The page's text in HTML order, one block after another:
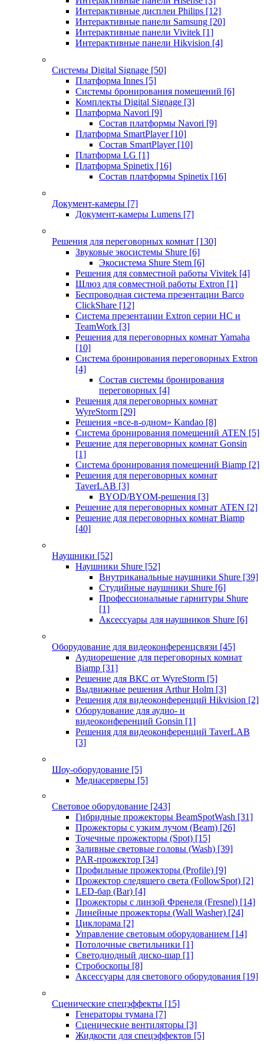
Интерактивные дисплеи Philips [12]
Интерактивные панели Samsung [20]
Интерактивные панели Vivitek [1]
Интерактивные панели Hikvision [4]
Системы Digital Signage [50]
Платформа Innes [5]
Системы бронирования помещений [6]
Комплекты Digital Signage [3]
Платформа Navori [9]
Состав платформы Navori [9]
Платформа SmartPlayer [10]
Состав SmartPlayer [10]
Платформа LG [1]
Платформа Spinetix [16]
Состав платформы Spinetix [16]
Документ-камеры [7]
Документ-камеры Lumens [7]
Решения для переговорных комнат [130]
Звуковые экосистемы Shure [6]
Экосистема Shure Stem [6]
Решения для совместной работы Vivitek [4]
Шлюз для совместной работы Extron [1]
Беспроводная система презентации Barco
ClickShare [12]
Система презентации Extron серии HC и
TeamWork [3]
Решения для переговорных комнат Yamaha
[10]
Система бронирования переговорных Extron
[4]
Состав системы бронирования
переговорных [4]
Решения для переговорных комнат
WyreStorm [29]
Решения «все-в-одном» Kandao [8]
Система бронирования помещений ATEN [5]
Решение для переговорных комнат Gonsin
[1]
Система бронирования помещений Biamp [2]
Решения для переговорных комнат
TaverLAB [3]
BYOD/BYOM-решения [3]
Решение для переговорных комнат ATEN [2]
Решение для переговорных комнат Biamp
[40]
Наушники [52]
Наушники Shure [52]
Внутриканальные наушники Shure [39]
Студийные наушники Shure [6]
Профессиональные гарнитуры Shure
[1]
Аксессуары для наушников Shure [6]
Оборудование для видеоконференцсвязи [45]
Аудиорешение для переговорных комнат
Biamp [31]
Решение для ВКС от WyreStorm [5]
Выдвижные решения Arthur Holm [3]
Решения для видеоконференций Hikvision [2]
Оборудование для аудио- и
видеоконференций Gonsin [1]
Решения для видеоконференций TaverLAB
[3]
Шоу-оборудование [5]
Медиасерверы [5]
Световое оборудование [243]
Гибридные прожекторы BeamSpotWash [31]
Прожекторы с узким лучом (Beam) [26]
Точечные прожекторы (Spot) [15]
Заливные световые головы (Wash) [39]
PAR-прожектор [34]
Профильные прожекторы (Profile) [9]
Прожектор следящего света (FollowSpot) [2]
LED-бар (Bar) [4]
Прожекторы с линзой Френеля (Fresnel) [14]
Линейные прожекторы (Wall Washer) [24]
Циклорама [2]
Управление световым оборудованием [14]
Потолочные светильники [1]
Светодиодный диско-шар [1]
Стробоскопы [8]
Аксессуары для светового оборудования [19]
Сценические спецэффекты [15]
Генераторы тумана [7]
Сценические вентиляторы [3]
Жидкости для спецэффектов [5]